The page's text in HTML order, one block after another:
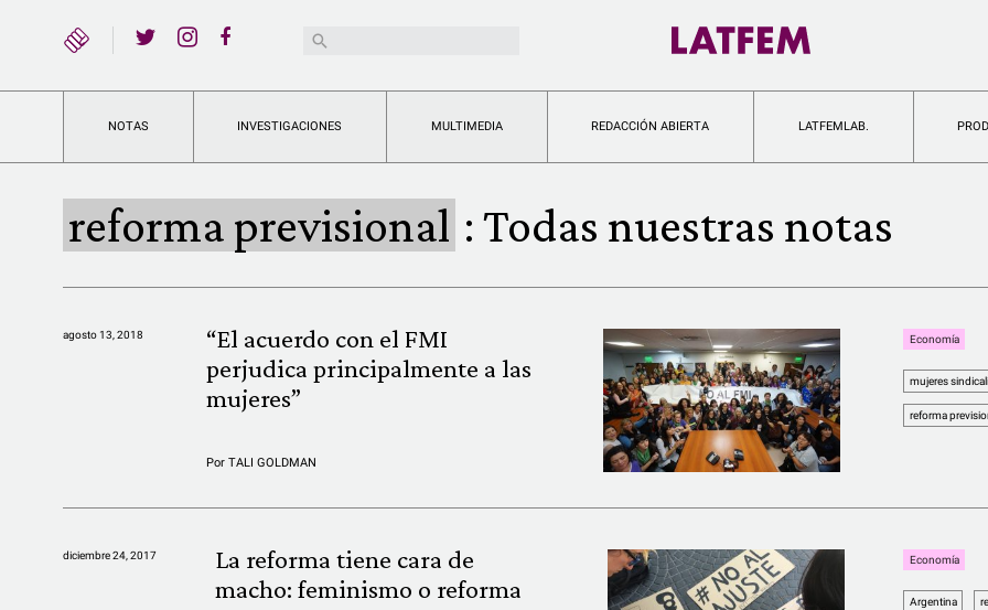
YouTubeBuscar:
NOTAS INVESTIGACIONES MULTIMEDIA REDACCIÓN ABIERTA LATFEMLAB.
reforma previsional : Todas nuestras notas
agosto 13, 2018
“El acuerdo con el FMI
perjudica principalmente a las
mujeres”
PorTALI GOLDMAN
Economía
mujeres
reforma
diciembre 24, 2017
La reforma tiene cara de
macho: feminismo o reforma
Economía
Argentina